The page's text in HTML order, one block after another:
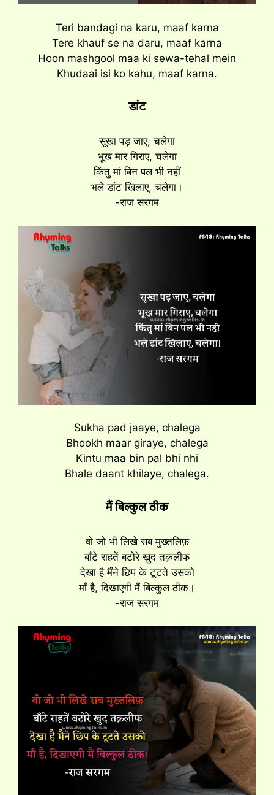
Teri bandagi na karu, maaf karna
Tere khauf se na daru, maaf karna
Hoon mashgool maa ki sewa-tehal mein
Khudaai isi ko kahu, maaf karna.
डांट
सूखा पड़ जाए, चलेगा
भूख मार गिराए, चलेगा
किंतु मां बिन पल भी नहीं
भले डांट खिलाए, चलेगा।
-राज सरगम
Sukha pad jaaye, chalega
Bhookh maar giraye, chalega
Kintu maa bin pal bhi nhi
Bhale daant khilaye, chalega.
मैं बिल्कुल ठीक
वो जो भी लिखे सब मुख्तलिफ़
बॉंटे राहतें बटोरे खुद तक़लीफ
देखा है मैंने छिप के टूटते उसको
मॉं है, दिखाएगी मैं बिल्कुल ठीक।
-राज सरगम